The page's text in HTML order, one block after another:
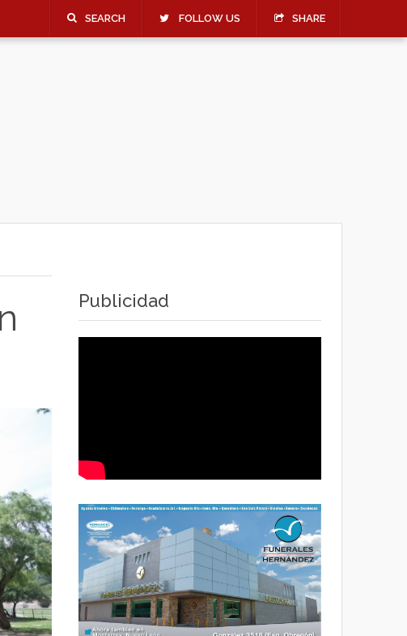
SEARCH FOLLOW US SHARE
Publicidad